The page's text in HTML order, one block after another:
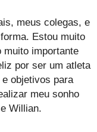
meus colegas, e
Estou muito
importante
por ser um atleta
objetivos para
meu sonho
Willian.